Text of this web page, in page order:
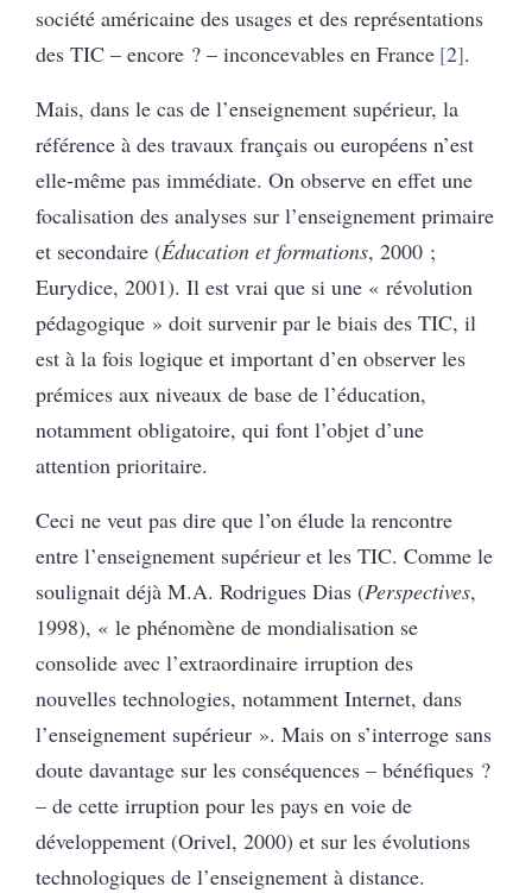
société américaine des usages et des représentations
des TIC – encore ? – inconcevables en France 2 .
Mais, dans le cas de l’enseignement supérieur, la
référence à des travaux français ou européens n’est
elle-même pas immédiate. On observe en effet une
focalisation des analyses sur l’enseignement primaire
et secondaire (Éducation et formations, 2000 ;
Eurydice, 2001). Il est vrai que si une « révolution
pédagogique » doit survenir par le biais des TIC, il
est à la fois logique et important d’en observer les
prémices aux niveaux de base de l’éducation,
notamment obligatoire, qui font l’objet d’une
attention prioritaire.
Ceci ne veut pas dire que l’on élude la rencontre
entre l’enseignement supérieur et les TIC. Comme le
soulignait déjà M.A. Rodrigues Dias (Perspectives,
1998), « le phénomène de mondialisation se
consolide avec l’extraordinaire irruption des
nouvelles technologies, notamment Internet, dans
l’enseignement supérieur ». Mais on s’interroge sans
doute davantage sur les conséquences – bénéfiques ?
– de cette irruption pour les pays en voie de
développement (Orivel, 2000) et sur les évolutions
technologiques de l’enseignement à distance.